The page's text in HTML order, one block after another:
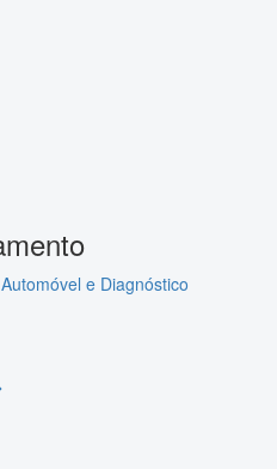
Automóvel e Diagnóstico